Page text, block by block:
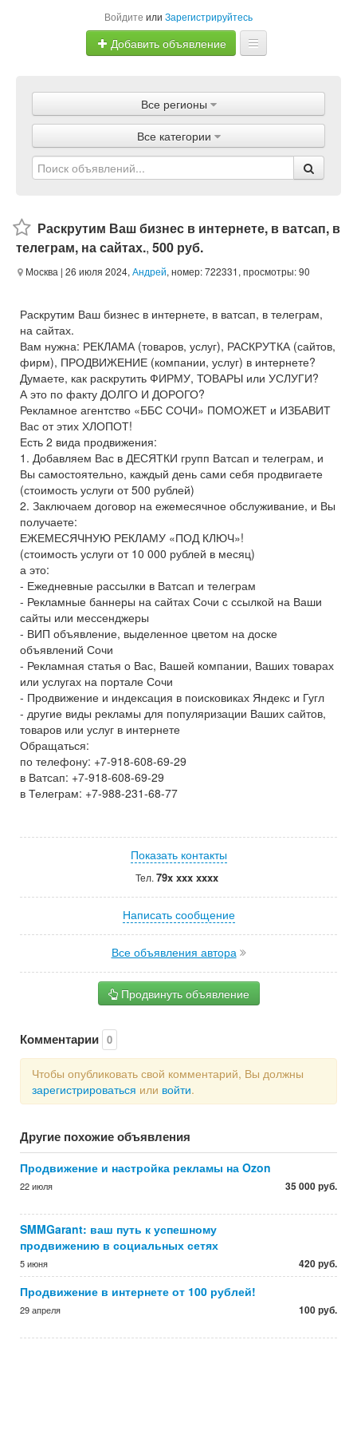
Войдите или Зарегистрируйтесь
Добавить объявление
Объявления
Магазины
Услуги
Все регионы
Все категории
Раскрутим Ваш бизнес в интернете, в ватсап, в
телеграм, на сайтах., 500 руб.
Москва | 26 июля 2024, Андрей, номер: 722331, просмотры: 90
Раскрутим Ваш бизнес в интернете, в ватсап, в телеграм,
на сайтах.
Вам нужна: РЕКЛАМА (товаров, услуг), РАСКРУТКА (сайтов,
фирм), ПРОДВИЖЕНИЕ (компании, услуг) в интернете?
Думаете, как раскрутить ФИРМУ, ТОВАРЫ или УСЛУГИ?
А это по факту ДОЛГО И ДОРОГО?
Рекламное агентство «ББС СОЧИ» ПОМОЖЕТ и ИЗБАВИТ
Вас от этих ХЛОПОТ!
Есть 2 вида продвижения:
1. Добавляем Вас в ДЕСЯТКИ групп Ватсап и телеграм, и
Вы самостоятельно, каждый день сами себя продвигаете
(стоимость услуги от 500 рублей)
2. Заключаем договор на ежемесячное обслуживание, и Вы
получаете:
ЕЖЕМЕСЯЧНУЮ РЕКЛАМУ «ПОД КЛЮЧ»!
(стоимость услуги от 10 000 рублей в месяц)
а это:
- Ежедневные рассылки в Ватсап и телеграм
- Рекламные баннеры на сайтах Сочи с ссылкой на Ваши
сайты или мессенджеры
- ВИП объявление, выделенное цветом на доске
объявлений Сочи
- Рекламная статья о Вас, Вашей компании, Ваших товарах
или услугах на портале Сочи
- Продвижение и индексация в поисковиках Яндекс и Гугл
- другие виды рекламы для популяризации Ваших сайтов,
товаров или услуг в интернете
Обращаться:
по телефону: +7-918-608-69-29
в Ватсап: +7-918-608-69-29
в Телеграм: +7-988-231-68-77
Показать контакты
Тел. 79x xxx xxxx
Написать сообщение
Все объявления автора
Продвинуть объявление
Комментарии 0
Чтобы опубликовать свой комментарий, Вы должны
зарегистрироваться или войти.
Другие похожие объявления
Продвижение и настройка рекламы на Ozon
22 июля 35 000 руб.
SMMGarant: ваш путь к успешному
продвижению в социальных сетях
5 июня 420 руб.
Продвижение в интернете от 100 рублей!
29 апреля 100 руб.